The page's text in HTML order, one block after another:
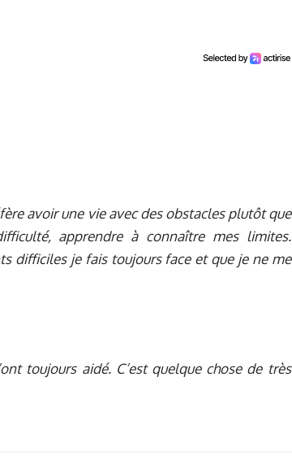
avoir une vie avec des obstacles plutôt que
apprendre à connaître mes limites.
difficiles je fais toujours face et que je ne me
toujours aidé. C’est quelque chose de très